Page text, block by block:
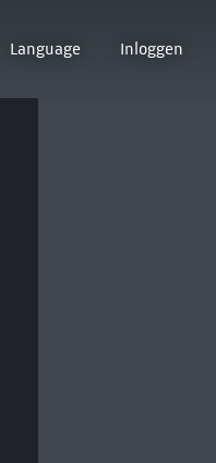
Language Inloggen